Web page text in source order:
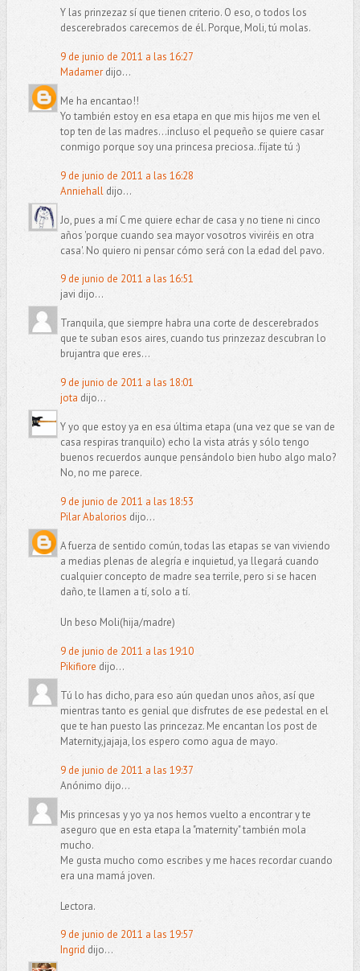
Y las prinzezaz sí que tienen criterio. O eso, o todos los
descerebrados carecemos de él. Porque, Moli, tú molas.
9 de junio de 2011 a las 16:27
Madamerdijo...
Me ha encantao!!
Yo también estoy en esa etapa en que mis hijos me ven el
top ten de las madres...incluso el pequeño se quiere casar
conmigo porque soy una princesa preciosa..fíjate tú :)
9 de junio de 2011 a las 16:28
Anniehalldijo...
Jo, pues a mí C me quiere echar de casa y no tiene ni cinco
años 'porque cuando sea mayor vosotros viviréis en otra
casa'. No quiero ni pensar cómo será con la edad del pavo.
9 de junio de 2011 a las 16:51
javi dijo...
Tranquila, que siempre habra una corte de descerebrados
que te suban esos aires, cuando tus prinzezaz descubran lo
brujantra que eres...
9 de junio de 2011 a las 18:01
jota dijo...
Y yo que estoy ya en esa última etapa (una vez que se van de
casa respiras tranquilo) echo la vista atrás y sólo tengo
buenos recuerdos aunque pensándolo bien hubo algo malo?
No, no me parece.
9 de junio de 2011 a las 18:53
Pilar Abalorios dijo...
A fuerza de sentido común, todas las etapas se van viviendo
a medias plenas de alegría e inquietud, ya llegará cuando
cualquier concepto de madre sea terrile, pero si se hacen
daño, te llamen a tí, solo a tí.
Un beso Moli(hija/madre)
9 de junio de 2011 a las 19:10
Pikifiore dijo...
Tú lo has dicho, para eso aún quedan unos años, así que
mientras tanto es genial que disfrutes de ese pedestal en el
que te han puesto las princezaz. Me encantan los post de
Maternity,jajaja, los espero como agua de mayo.
9 de junio de 2011 a las 19:37
Anónimo dijo...
Mis princesas y yo ya nos hemos vuelto a encontrar y te
aseguro que en esta etapa la "maternity" también mola
mucho.
Me gusta mucho como escribes y me haces recordar cuando
era una mamá joven.
Lectora.
9 de junio de 2011 a las 19:57
Ingrid dijo...